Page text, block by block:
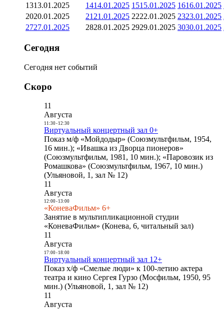
1313.01.2025 1414.01.2025 1515.01.2025 1616.01.2025
2020.01.2025 21 21.01.2025 2222.01.2025 2323.01.2025
2727.01.2025 2828.01.2025 2929.01.2025 3030.01.2025
Сегодня
Сегодня нет событий
Скоро
11
Августа
11:30- 12:30
Виртуальный концертный зал 0+
Показ м/ф «Мойдодыр» (Союзмультфильм, 1954,
16 мин.); «Ивашка из Дворца пионеров»
(Союзмультфильм, 1981, 10 мин.); «Паровозик из
Ромашкова» (Союзмультфильм, 1967, 10 мин.)
(Ульяновой, 1, зал № 12)
11
Августа
12:00- 13:00
«КоневаФильм» 6+
Занятие в мультипликационной студии
«КоневаФильм» (Конева, 6, читальный зал)
11
Августа
17:00- 18:00
Виртуальный концертный зал 12+
Показ х/ф «Смелые люди» к 100-летию актера
театра и кино Сергея Гурзо (Мосфильм, 1950, 95
мин.) (Ульяновой, 1, зал № 12)
11
Августа